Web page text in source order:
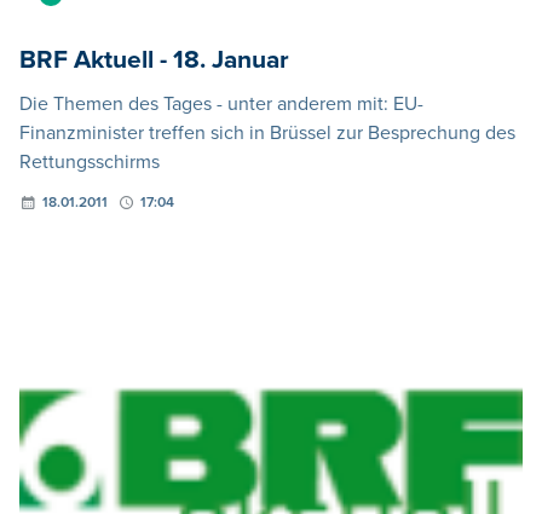
BRF Aktuell - 18. Januar
Die Themen des Tages - unter anderem mit: EU-
Finanzminister treffen sich in Brüssel zur Besprechung des
Rettungsschirms
18.01.2011 17:04